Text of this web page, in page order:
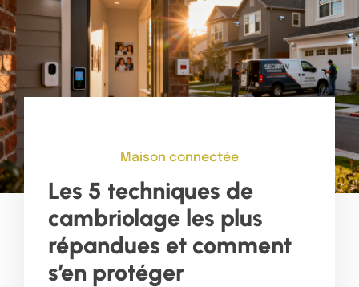
Maison connectée
Les 5 techniques de
cambriolage les plus
répandues et comment
s’en protéger